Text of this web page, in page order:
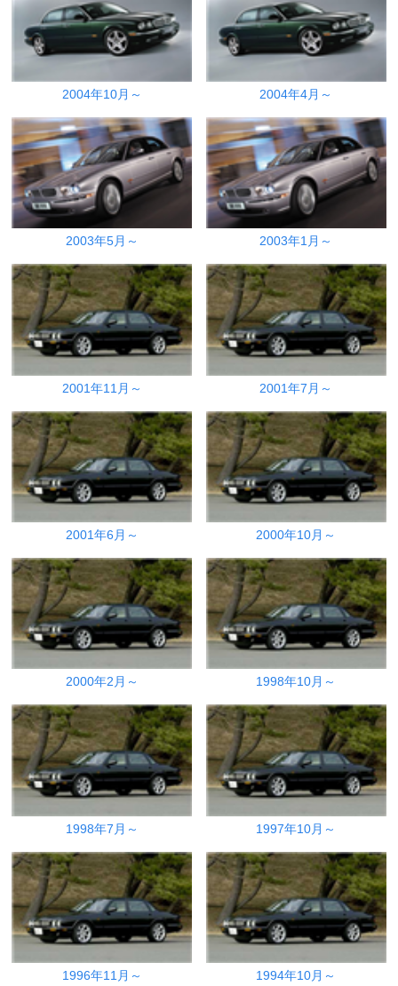
2004年10月～ 2004年4月～
2003年5月～ 2003年1月～
2001年11月～ 2001年7月～
2001年6月～ 2000年10月～
2000年2月～ 1998年10月～
1998年7月～ 1997年10月～
1996年11月～ 1994年10月～